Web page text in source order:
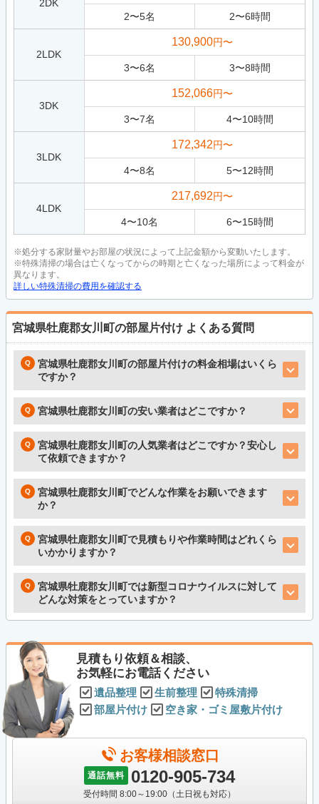
2DK
2〜5名 2〜6時間
2LDK
130,900円〜
3〜6名 3〜8時間
3DK
152,066円〜
3〜7名 4〜10時間
3LDK
172,342円〜
4〜8名 5〜12時間
4LDK
217,692円〜
4〜10名 6〜15時間
※処分する家財量やお部屋の状況によって上記金額から変動いたします。
※特殊清掃の場合は亡くなってからの時期と亡くなった場所によって料金が
異なります。
詳しい特殊清掃の費用を確認する
宮城県牡鹿郡女川町の部屋片付け よくある質問
宮城県牡鹿郡女川町の部屋片付けの料金相場はいくら
ですか？
宮城県牡鹿郡女川町の安い業者はどこですか？
宮城県牡鹿郡女川町の人気業者はどこですか？安心し
て依頼できますか？
宮城県牡鹿郡女川町でどんな作業をお願いできます
か？
宮城県牡鹿郡女川町で見積もりや作業時間はどれくら
いかかりますか？
宮城県牡鹿郡女川町では新型コロナウイルスに対して
どんな対策をとっていますか？
見積もり依頼＆相談、
お気軽にお電話ください
遺品整理 生前整理
特殊清掃
部屋片付け
空き家・ゴミ屋敷片付け
お客様相談窓口
通話無料 0120-905-734
受付時間 8:00～19:00（土日祝も対応）